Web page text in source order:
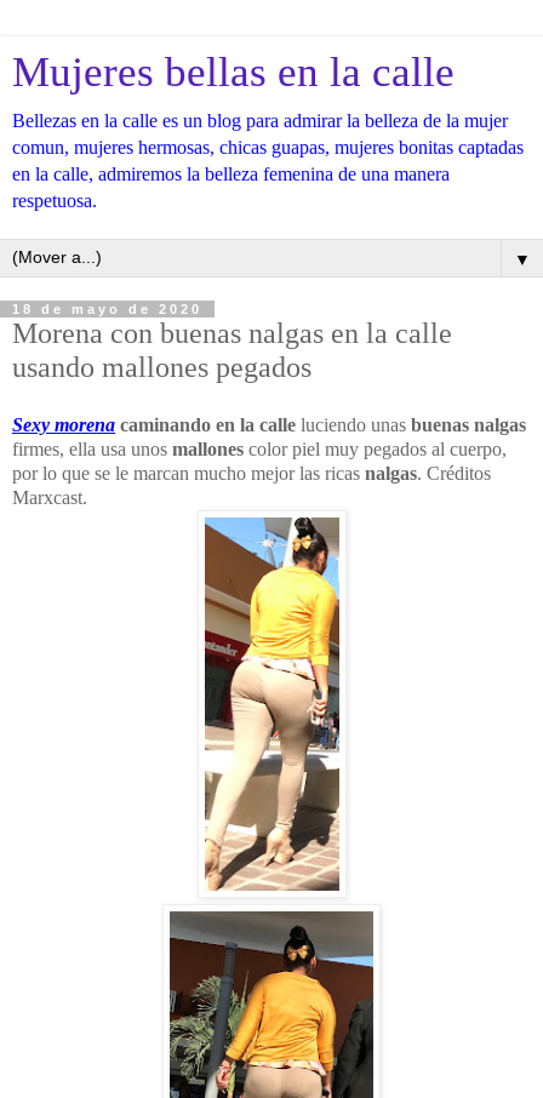
Mujeres bellas en la calle
Bellezas en la calle es un blog para admirar la belleza de la mujer
comun, mujeres hermosas, chicas guapas, mujeres bonitas captadas
en la calle, admiremos la belleza femenina de una manera
respetuosa.
▼
18 de mayo de 2020
Morena con buenas nalgas en la calle
usando mallones pegados
Sexy morena caminando en la calle luciendo unas buenas nalgas
firmes, ella usa unos mallones color piel muy pegados al cuerpo,
por lo que se le marcan mucho mejor las ricas nalgas. Créditos
Marxcast.